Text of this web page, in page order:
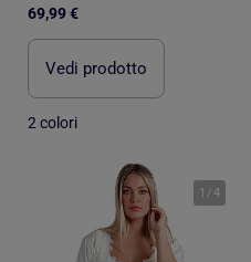
69,99 €
Vedi prodotto
2 colori
1 /4